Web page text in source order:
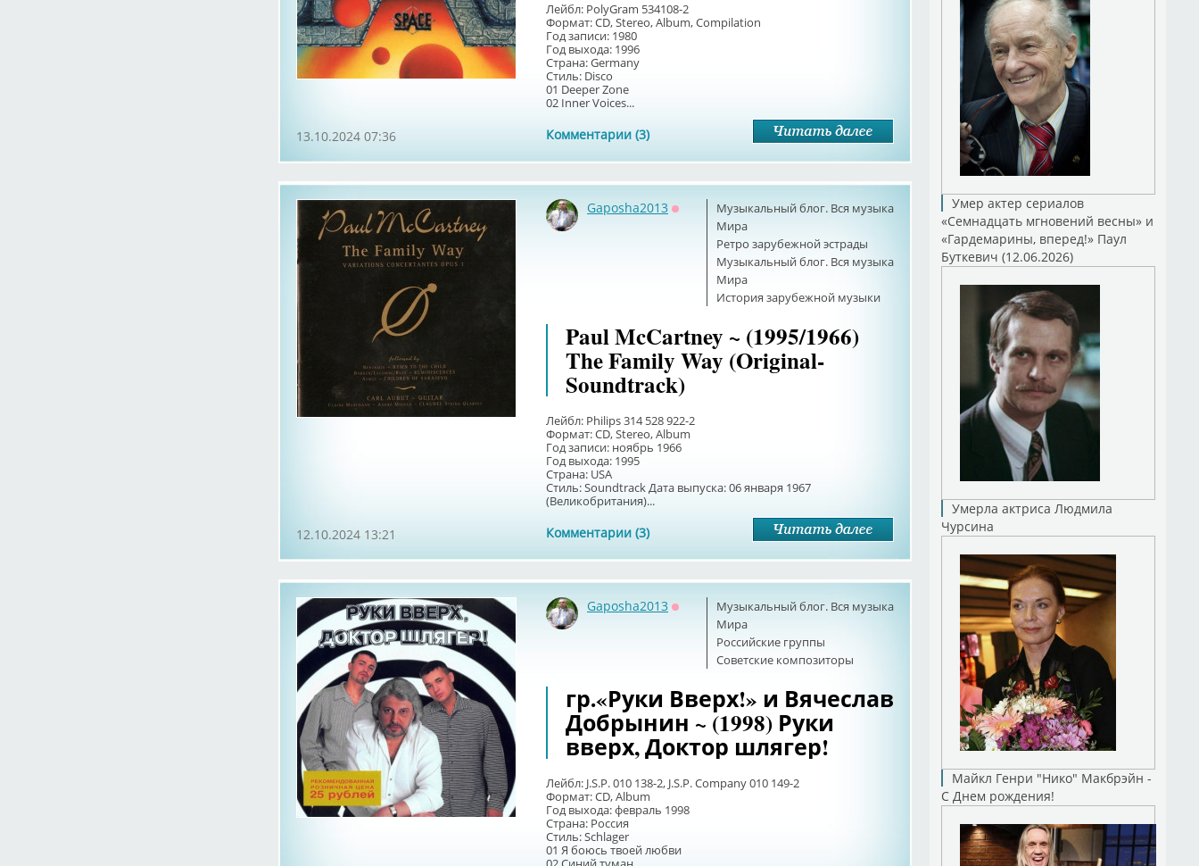
Лейбл: PolyGram 534108-2
Формат: CD, Stereo, Album, Compilation
Год записи: 1980
Год выхода: 1996
Страна: Germany
Стиль: Disco
01 Deeper Zone
02 Inner Voices...
Комментарии (3)
13.10.2024 07:36
Музыкальный блог. Вся музыка
Мира
Ретро зарубежной эстрады
Музыкальный блог. Вся музыка
Мира
История зарубежной музыки
Gaposha2013
Оффлайн
Paul McCartney ~ (1995/1966)
The Family Way (Original-
Soundtrack)
Лейбл: Philips 314 528 922-2
Формат: CD, Stereo, Album
Год записи: ноябрь 1966
Год выхода: 1995
Страна: USA
Стиль: Soundtrack Дата выпуска: 06 января 1967
(Великобритания)...
Комментарии (3)
12.10.2024 13:21
Музыкальный блог. Вся музыка
Мира
Российские группы
Советские композиторы
Gaposha2013
Оффлайн
гр.«Руки Вверх!» и Вячеслав
Добрынин ~ (1998) Руки
вверх, Доктор шлягер!
Лейбл: J.S.P. 010 138-2, J.S.P. Company 010 149-2
Формат: CD, Album
Год выхода: февраль 1998
Страна: Россия
Стиль: Schlager
01 Я боюсь твоей любви
Умер актер сериалов
«Семнадцать мгновений весны» и
«Гардемарины, вперед!» Паул
Буткевич (12.06.2026)
Умерла актриса Людмила
Чурсина
Майкл Генри "Нико" Макбрэйн -
С Днем рождения!